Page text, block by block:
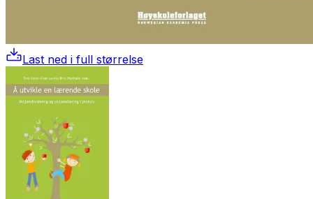
Last ned i full størrelse